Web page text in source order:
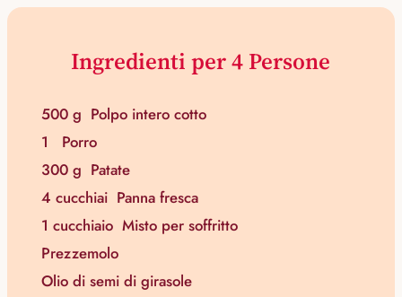
Ingredienti per 4 Persone
500 g Polpo intero cotto
1
Porro
300 g Patate
4 cucchiai Panna fresca
1 cucchiaio Misto per soffritto
Prezzemolo
Olio di semi di girasole